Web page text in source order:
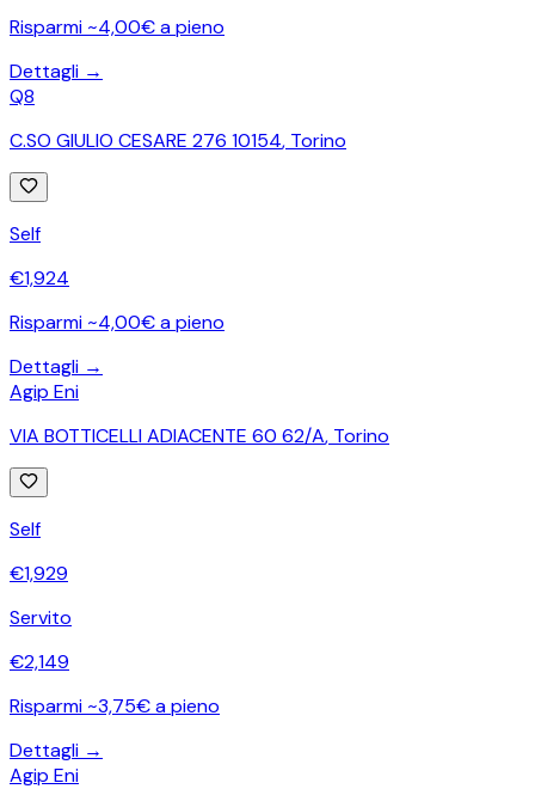
Risparmi ~4,00€ a pieno
Dettagli →
Q8
C.SO GIULIO CESARE 276 10154, Torino
Self
€1,924
Risparmi ~4,00€ a pieno
Dettagli →
Agip Eni
VIA BOTTICELLI ADIACENTE 60 62/A, Torino
Self
€1,929
Servito
€2,149
Risparmi ~3,75€ a pieno
Dettagli →
Agip Eni